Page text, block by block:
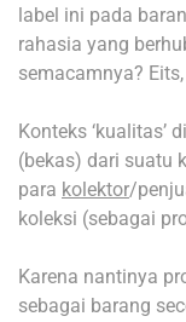
label ini pada
rahasia yang
semacamnya?
Konteks ‘kualitas’
(bekas) dari suatu
para kolektor/
koleksi (sebagai
Karena nantinya
sebagai barang